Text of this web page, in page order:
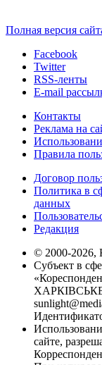
Полная версия
Facebook
Twitter
RSS-ленты
E-mail
Контакты
Реклама на
Правила
Договор
Политика в
данных
Редакция
© 2000-2026,
Субъект в
ХАРКІВСЬКЕ
сайте,